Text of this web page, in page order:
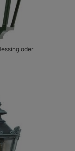
oder